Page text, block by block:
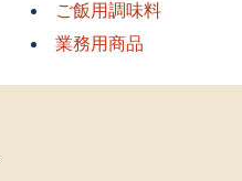
ご飯用調味料
業務用商品